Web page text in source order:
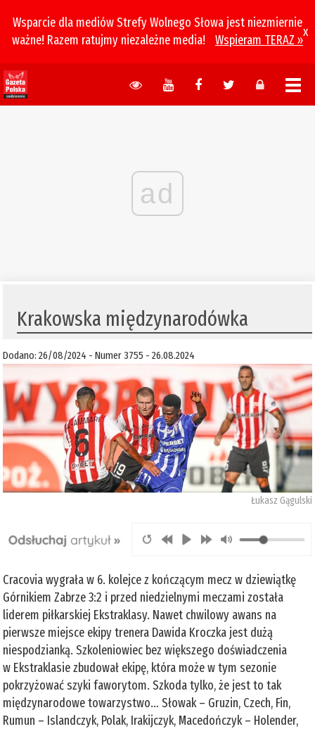
Wsparcie dla mediów Strefy Wolnego Słowa jest niezmiernie
ważne! Razem ratujmy niezależne media!
Wspieram TERAZ »
x
ad
Krakowska międzynarodówka
Dodano: 26/08/2024 - Numer 3755 - 26.08.2024
Łukasz Gągulski
Cracovia wygrała w 6. kolejce z kończącym mecz w dziewiątkę
Górnikiem Zabrze 3:2 i przed niedzielnymi meczami została
liderem piłkarskiej Ekstraklasy. Nawet chwilowy awans na
pierwsze miejsce ekipy trenera Dawida Kroczka jest dużą
niespodzianką. Szkoleniowiec bez większego doświadczenia
w Ekstraklasie zbudował ekipę, która może w tym sezonie
pokrzyżować szyki faworytom. Szkoda tylko, że jest to tak
międzynarodowe towarzystwo… Słowak – Gruzin, Czech, Fin,
Rumun – Islandczyk, Polak, Irakijczyk, Macedończyk – Holender,